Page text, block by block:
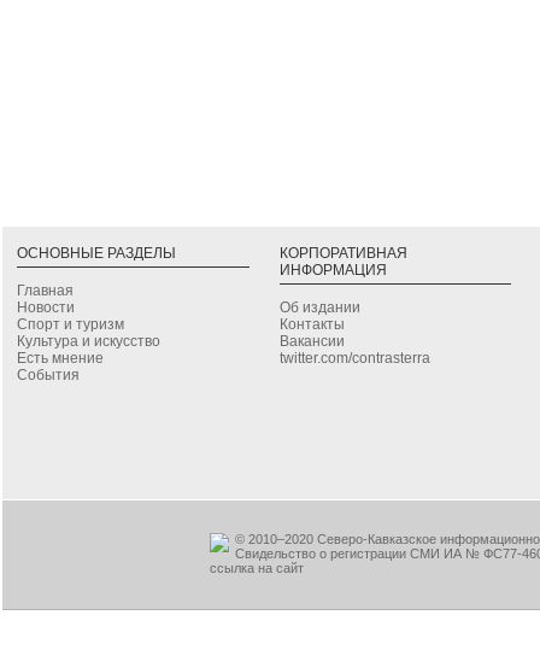
ОСНОВНЫЕ РАЗДЕЛЫ
Главная
Новости
Спорт и туризм
Культура и искусство
Есть мнение
События
КОРПОРАТИВНАЯ
ИНФОРМАЦИЯ
Об издании
Контакты
Вакансии
twitter.com/contrasterra
© 2010–2020 Северо-Кавказское
Свидельство о регистрации СМИ ИА № ФС77-
ссылка на сайт